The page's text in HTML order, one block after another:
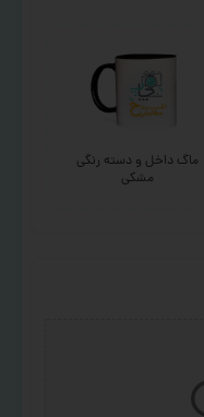
ماگ داخل و دسته رنگی
مشکی